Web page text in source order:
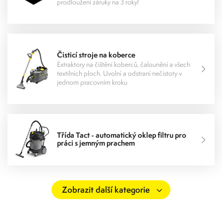
prodloužení záruky na 3 roky!
Čisticí stroje na koberce
Extraktory na čištění koberců, čalounění a všech
textilních ploch. Uvolní a odstraní nečistoty v
jednom pracovním kroku
Třída Tact - automatický oklep filtru pro
práci s jemným prachem